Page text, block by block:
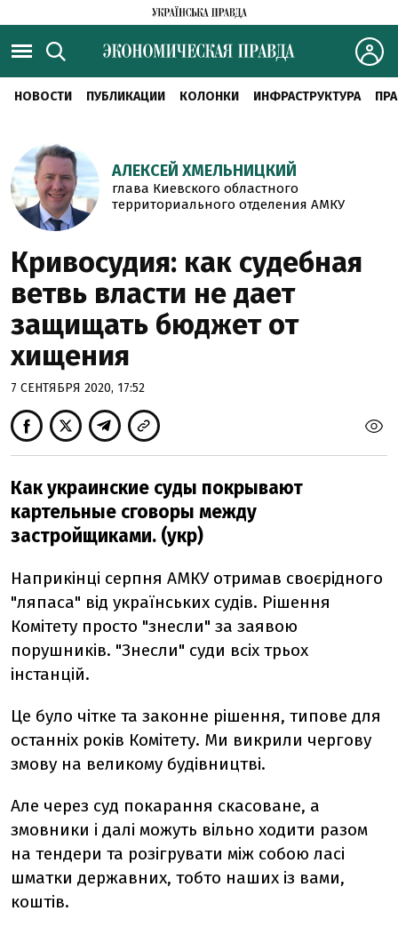
НОВОСТИ ПУБЛИКАЦИИ КОЛОНКИ ИНФРАСТРУКТУРА
АЛЕКСЕЙ ХМЕЛЬНИЦКИЙ
глава Киевского областного
территориального отделения АМКУ
Кривосудия: как судебная
ветвь власти не дает
защищать бюджет от
хищения
7 СЕНТЯБРЯ 2020, 17:52
Как украинские суды покрывают
картельные сговоры между
застройщиками. (укр)
Наприкінці серпня АМКУ отримав своєрідного
"ляпаса" від українських судів. Рішення
Комітету просто "знесли" за заявою
порушників. "Знесли" суди всіх трьох
інстанцій.
Це було чітке та законне рішення, типове для
останніх років Комітету. Ми викрили чергову
змову на великому будівництві.
Але через суд покарання скасоване, а
змовники і далі можуть вільно ходити разом
на тендери та розігрувати між собою ласі
шматки державних, тобто наших із вами,
коштів.